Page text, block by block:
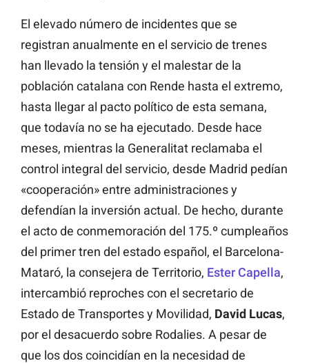
El elevado número de incidentes que se
registran anualmente en el servicio de trenes
han llevado la tensión y el malestar de la
población catalana con Rende hasta el extremo,
hasta llegar al pacto político de esta semana,
que todavía no se ha ejecutado. Desde hace
meses, mientras la Generalitat reclamaba el
control integral del servicio, desde Madrid pedían
«cooperación» entre administraciones y
defendían la inversión actual. De hecho, durante
el acto de conmemoración del 175.º cumpleaños
del primer tren del estado español, el Barcelona-
Mataró, la consejera de Territorio, Ester Capella,
intercambió reproches con el secretario de
Estado de Transportes y Movilidad, David Lucas,
por el desacuerdo sobre Rodalies. A pesar de
que los dos coincidían en la necesidad de